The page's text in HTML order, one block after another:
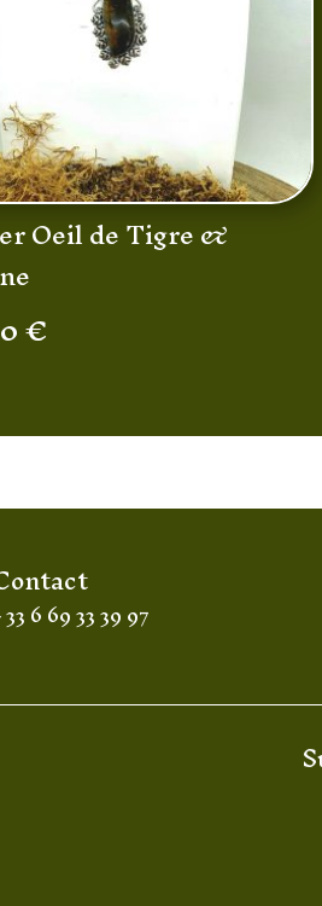
Oeil de Tigre &
€
33 6 69 33 39 97